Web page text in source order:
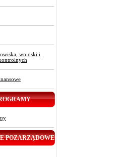
wnioski i
POZARZĄDOWE